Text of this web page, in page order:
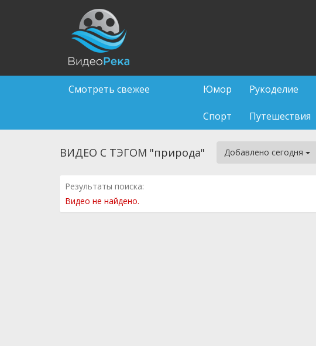
Смотреть свежее Юмор Рукоделие
Спорт Путешествия
ВИДЕО С ТЭГОМ "природа" Добавлено сегодня
Результаты поиска:
Видео не найдено.